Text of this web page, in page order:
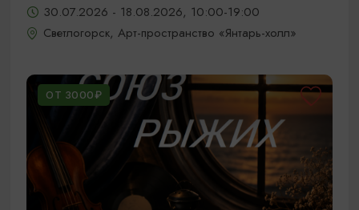
30.07.2026 - 18.08.2026, 10:00-19:00
Светлогорск, Арт-пространство «Янтарь-холл»
ОТ 3000₽